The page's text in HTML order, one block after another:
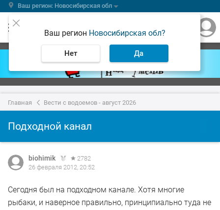
Ваш регион: Новосибирская обл
Ваш регион Новосибирская обл?
Нет Да
Главная Вести с водоемов - август 2026
Подходной канал
biohimik
2782
26 февраля 2012, 20:52
Сегодня был на подходном канале. Хотя многие
рыбаки, и наверное правильно, принципиально туда не